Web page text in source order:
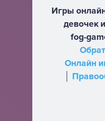
Игры
девочек
fog-
Онлайн